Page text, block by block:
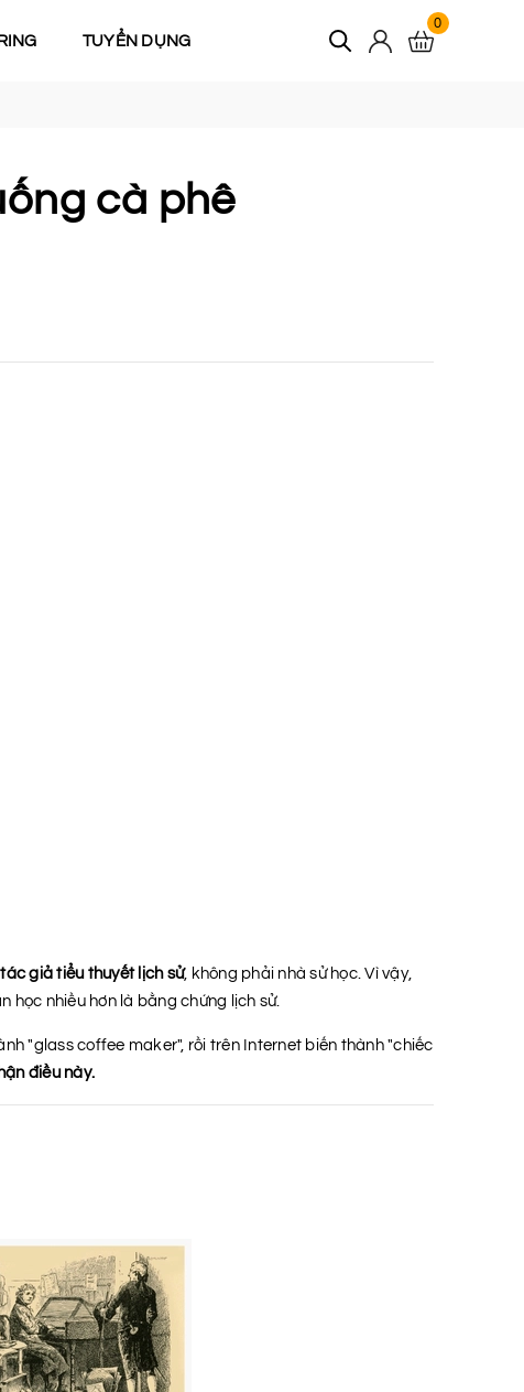
TUYỂN DỤNG
0
cà phê
tác giả tiểu thuyết lịch sử, không phải nhà sử học. Vì vậy,
học nhiều hơn là bằng chứng lịch sử.
"glass coffee maker", rồi trên Internet biến thành "chiếc
điều này.